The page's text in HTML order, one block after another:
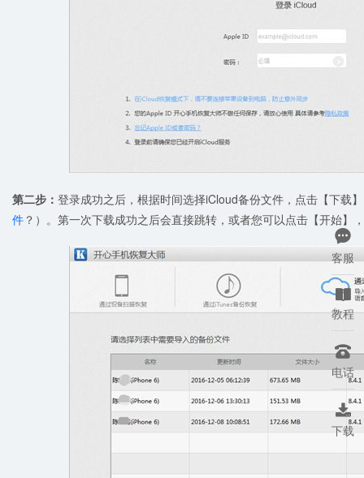
第二步： 登录成功之后，根据时间选择iCloud备份文件，点击【下载
件 ？）。第一次下载成功之后会直接跳转，或者您可以点击【开始】

客服

教程

电话

下载